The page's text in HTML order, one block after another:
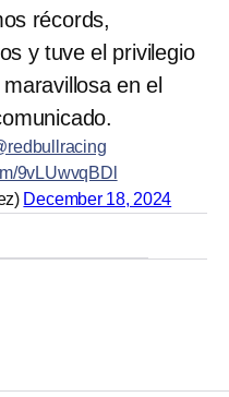
récords,
y tuve el privilegio
en el
9vLUwvqBDl
December 18, 2024